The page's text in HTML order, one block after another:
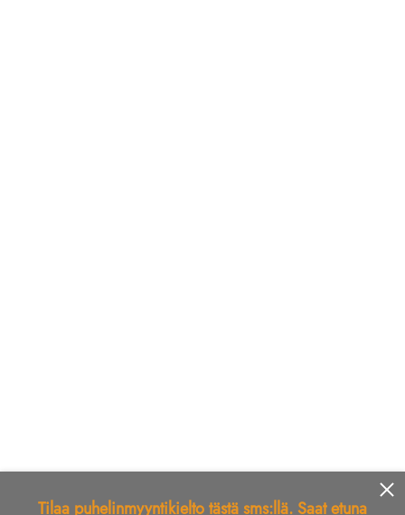
Tilaa puhelinmyyntikielto tästä sms:llä. Saat etuna